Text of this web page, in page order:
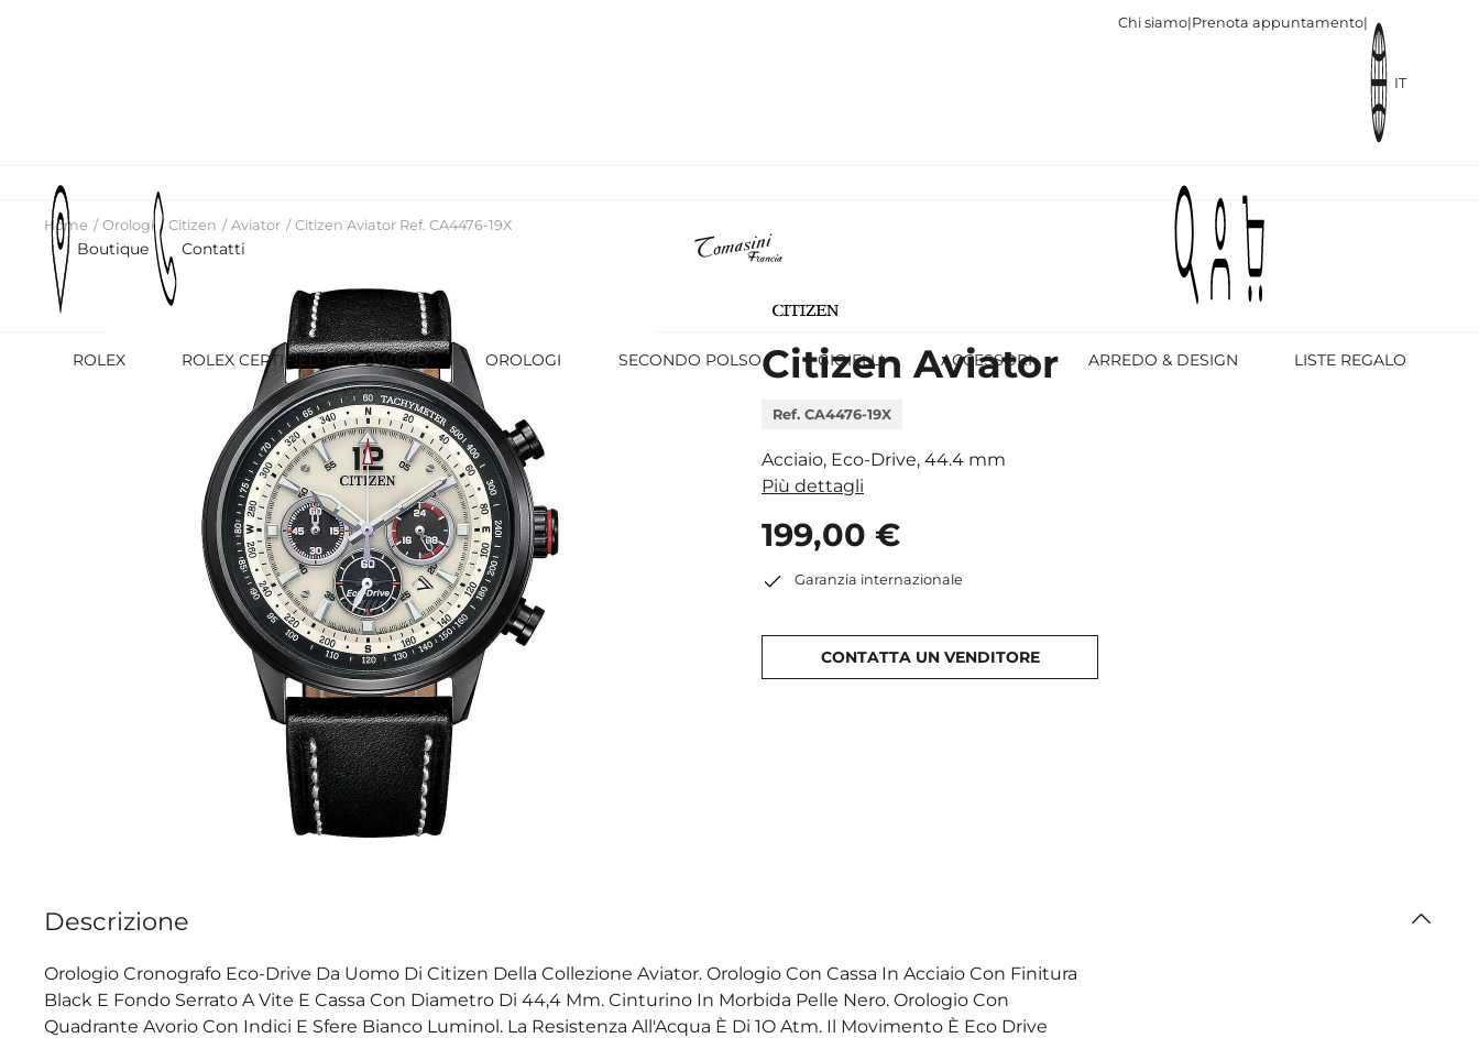
Chi siamo|Prenota appuntamento|
IT
Boutique Contatti
ROLEX ROLEX CERTIFIED PRE-OWNED OROLOGI SECONDO POLSO GIOIELLI ACCESSORI ARREDO & DESIGN LISTE REGALO
Home Orologi Citizen Aviator Citizen Aviator Ref. CA4476-19X
Citizen Aviator
Ref. CA4476-19X
Acciaio, Eco-Drive, 44.4 mm
Più dettagli
199,00 €
Garanzia internazionale
CONTATTA UN VENDITORE
Descrizione
Orologio Cronografo Eco-Drive Da Uomo Di Citizen Della Collezione Aviator. Orologio Con Cassa In Acciaio Con Finitura
Black E Fondo Serrato A Vite E Cassa Con Diametro Di 44,4 Mm. Cinturino In Morbida Pelle Nero. Orologio Con
Quadrante Avorio Con Indici E Sfere Bianco Luminol. La Resistenza All'Acqua È Di 1O Atm. Il Movimento È Eco Drive